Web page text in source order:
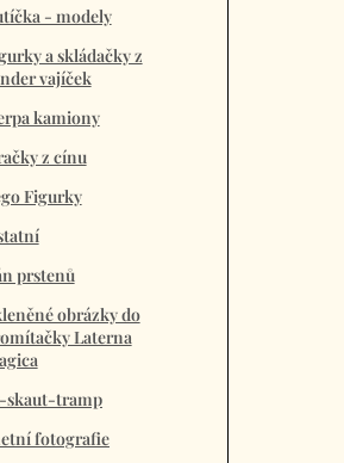
- modely
a skládačky z
vajíček
kamiony
z cínu
Figurky
prstenů
obrázky do
Laterna
skaut-tramp
fotografie